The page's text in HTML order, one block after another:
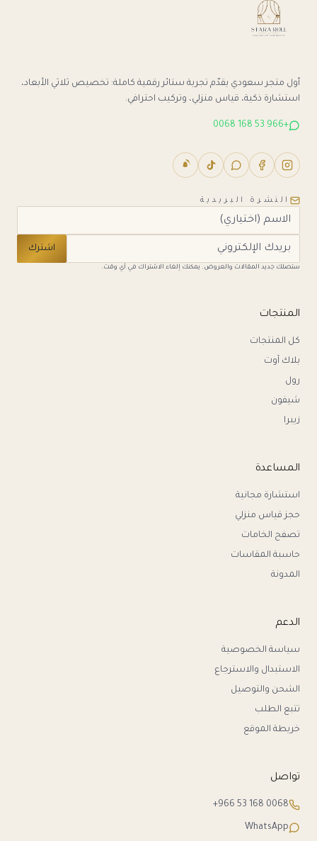
أول متجر سعودي يقدّم تجربة ستائر رقمية كاملة: تخصيص ثلاثي الأبعاد،
استشارة ذكية، قياس منزلي، وتركيب احترافي.
+966 53 168 0068
النشرة البريدية
اشترك
ستصلك جديد المقالات والعروض. يمكنك إلغاء الاشتراك في أي وقت.
المنتجات
كل المنتجات
بلاك آوت
رول
شيفون
زيبرا
المساعدة
استشارة مجانية
حجز قياس منزلي
تصفح الخامات
حاسبة المقاسات
المدونة
الدعم
سياسة الخصوصية
الاستبدال والاسترجاع
الشحن والتوصيل
تتبع الطلب
خريطة الموقع
تواصل
+966 53 168 0068
WhatsApp